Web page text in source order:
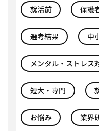
就活前 保護
選考結果 中
メンタル・ストレス
短大・専門
お悩み 業界